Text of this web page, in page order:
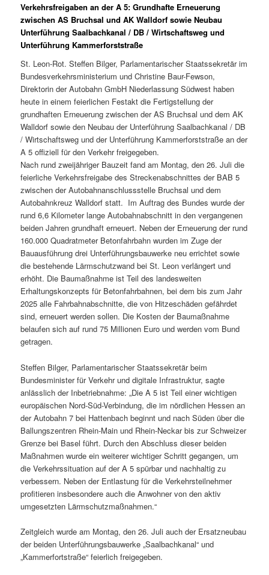
Verkehrsfreigaben an der A 5: Grundhafte Erneuerung
zwischen AS Bruchsal und AK Walldorf sowie Neubau
Unterführung Saal­bachkanal / DB / Wirtschafts­weg und
Unterführung Kammer­forststraße
St. Leon-Rot. Steffen Bilger, Parlamentarischer Staatssekretär im
Bundesverkehrsministerium und Christine Baur-Fewson,
Direktorin der Autobahn GmbH Niederlassung Südwest haben
heute in einem feierlichen Festakt die Fertigstellung der
grundhaften Erneuerung zwischen der AS Bruchsal und dem AK
Walldorf sowie den Neubau der Unterführung Saalbachkanal / DB
/ Wirtschaftsweg und der Unterführung Kammerforststraße an der
A 5 offiziell für den Verkehr freigegeben.
Nach rund zweijähriger Bauzeit fand am Montag, den 26. Juli die
feierliche Verkehrsfreigabe des Streckenabschnittes der BAB 5
zwischen der Autobahnanschlussstelle Bruchsal und dem
Autobahnkreuz Walldorf statt. Im Auftrag des Bundes wurde der
rund 6,6 Kilometer lange Autobahnabschnitt in den vergangenen
beiden Jahren grundhaft erneuert. Neben der Erneuerung der rund
160.000 Quadratmeter Betonfahrbahn wurden im Zuge der
Bauausführung drei Unterführungsbauwerke neu errichtet sowie
die bestehende Lärmschutzwand bei St. Leon verlängert und
erhöht. Die Baumaßnahme ist Teil des landesweiten
Erhaltungskonzepts für Betonfahrbahnen, bei dem bis zum Jahr
2025 alle Fahrbahnabschnitte, die von Hitzeschäden gefährdet
sind, erneuert werden sollen. Die Kosten der Baumaßnahme
belaufen sich auf rund 75 Millionen Euro und werden vom Bund
getragen.
Steffen Bilger, Parlamentarischer Staatssekretär beim
Bundesminister für Verkehr und digitale Infrastruktur, sagte
anlässlich der Inbetriebnahme: „Die A 5 ist Teil einer wichtigen
europäischen Nord-Süd-Verbindung, die im nördlichen Hessen an
der Autobahn 7 bei Hattenbach beginnt und nach Süden über die
Ballungszentren Rhein-Main und Rhein-Neckar bis zur Schweizer
Grenze bei Basel führt. Durch den Abschluss dieser beiden
Maßnahmen wurde ein weiterer wichtiger Schritt gegangen, um
die Verkehrssituation auf der A 5 spürbar und nachhaltig zu
verbessern. Neben der Entlastung für die Verkehrsteilnehmer
profitieren insbesondere auch die Anwohner von den aktiv
umgesetzten Lärmschutzmaßnahmen.“
Zeitgleich wurde am Montag, den 26. Juli auch der Ersatzneubau
der beiden Unterführungsbauwerke „Saalbachkanal“ und
„Kammerfortstraße“ feierlich freigegeben.